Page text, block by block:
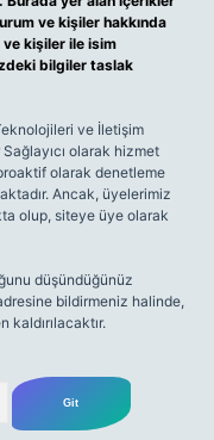
ve kişiler hakkında
ve kişiler ile isim
bilgiler taslak
ve İletişim
olarak hizmet
olarak denetleme
Ancak, üyelerimiz
olup, siteye üye olarak
düşündüğünüz
bildirmeniz halinde,